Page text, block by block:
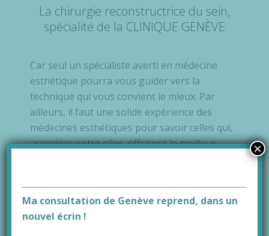
La chirurgie reconstructrice du sein,
spécialité de la CLINIQUE GENÈVE
Car seul un spécialiste averti en médecine
esthétique pourra vous guider vers la
technique qui vous convient le mieux. Par
ailleurs, il faut une solide expérience des
médecines esthétiques pour savoir celles qui,
associées entre elles, offriront le meilleur
est irremplaçable pour que son geste
rencontre au mieux vos attentes.
Ma consultation de Genève reprend, dans un
nouvel écrin !
×